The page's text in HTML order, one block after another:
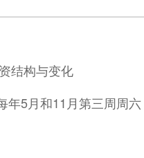
结构与变化
年5月和11月第三周周六